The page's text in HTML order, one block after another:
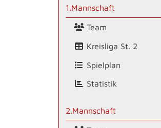
1.Mannschaft
Team
Kreisliga St. 2
Spielplan
Statistik
2.Mannschaft